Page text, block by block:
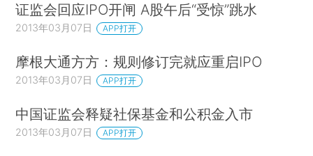
证监会回应IPO开闸 A股午后“受惊”跳水
2013年03月07日 APP打开
摩根大通方方：规则修订完就应重启IPO
2013年03月07日 APP打开
中国证监会释疑社保基金和公积金入市
2013年03月07日 APP打开